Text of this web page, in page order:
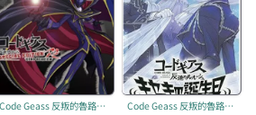
Code Geass 反叛的魯路修 R2 SPECIAL EDITION ‘ZERO REQUIEM’ Code Geass 反叛的魯路修 奇跡的生日